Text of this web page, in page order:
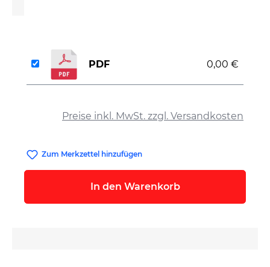
Preise inkl. MwSt. zzgl. Versandkosten
PDF 0,00 €
Zum Merkzettel hinzufügen
In den Warenkorb